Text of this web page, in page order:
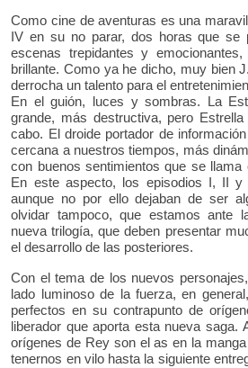
Como cine de aventuras es una
IV en su no parar, dos horas que se
escenas trepidantes y
brillante. Como ya he dicho, muy bien
derrocha un talento para el
En el guión, luces y sombras. La
grande, más destructiva, pero
cabo. El droide portador de
cercana a nuestros tiempos, más
con buenos sentimientos que se
En este aspecto, los episodios I, II y
aunque no por ello dejaban de ser
olvidar tampoco, que estamos ante
nueva trilogía, que deben presentar
el desarrollo de las posteriores.
Con el tema de los nuevos
lado luminoso de la fuerza, en
perfectos en su contrapunto de
liberador que aporta esta nueva saga.
orígenes de Rey son el as en la
tenernos en vilo hasta la siguiente